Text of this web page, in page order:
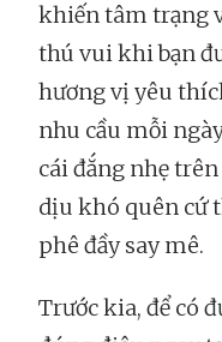
khiến tâm trạng
thú vui khi bạn
hương vị yêu
nhu cầu mỗi
cái đắng nhẹ
dịu khó quên cứ
phê đầy say mê.
Trước kia, để có